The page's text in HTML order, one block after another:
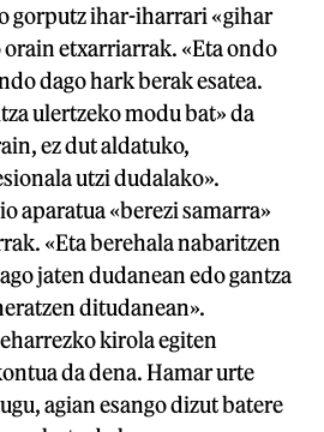
gorputz ihar-iharrari «gihar
etxarriarrak. «Eta ondo
dago hark berak esatea.
ulertzeko modu bat» da
ez dut aldatuko,
utzi dudalako».
aparatua «berezi samarra»
«Eta berehala nabaritzen
jaten dudanean edo gantza
ditudanean».
kirola egiten
da dena. Hamar urte
agian esango dizut batere